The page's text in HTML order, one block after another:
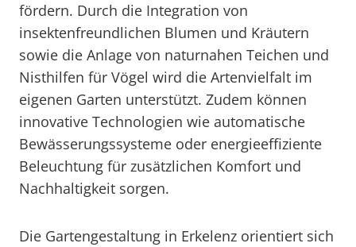
fördern. Durch die Integration von
insektenfreundlichen Blumen und Kräutern
sowie die Anlage von naturnahen Teichen und
Nisthilfen für Vögel wird die Artenvielfalt im
eigenen Garten unterstützt. Zudem können
innovative Technologien wie automatische
Bewässerungssysteme oder energieeffiziente
Beleuchtung für zusätzlichen Komfort und
Nachhaltigkeit sorgen.
Die Gartengestaltung in Erkelenz orientiert sich